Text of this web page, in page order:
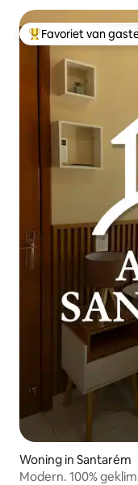
Topfavoriet van
Favoriet van
Woning in Santarém
Modern. 100%